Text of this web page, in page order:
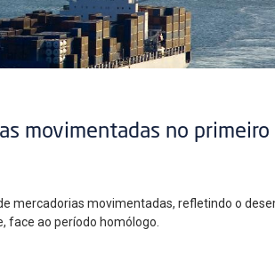
movimentadas no primeiro
mercadorias movimentadas, refletindo o
face ao período homólogo.